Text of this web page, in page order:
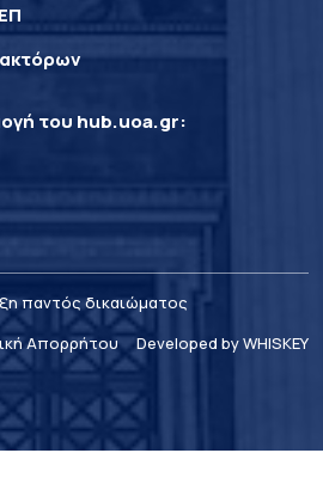
του hub.uoa.gr:
παντός δικαιώματος
Απορρήτου
Developed by WHISKEY